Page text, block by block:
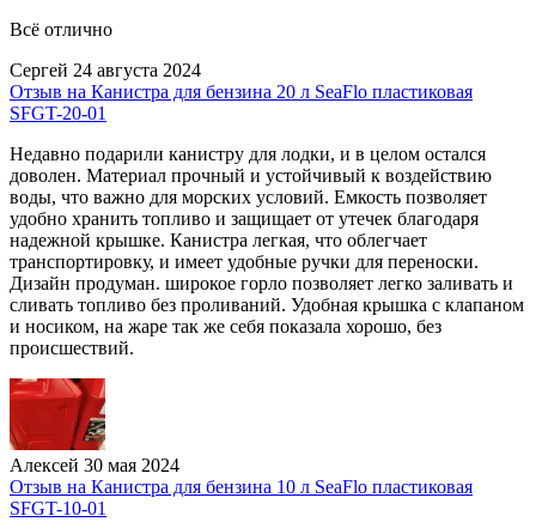
Всё отлично
Сергей 24 августа 2024
Отзыв на Канистра для бензина 20 л SeaFlo пластиковая
SFGT-20-01
Недавно подарили канистру для лодки, и в целом остался
доволен. Материал прочный и устойчивый к воздействию
воды, что важно для морских условий. Емкость позволяет
удобно хранить топливо и защищает от утечек благодаря
надежной крышке. Канистра легкая, что облегчает
транспортировку, и имеет удобные ручки для переноски.
Дизайн продуман. широкое горло позволяет легко заливать и
сливать топливо без проливаний. Удобная крышка с клапаном
и носиком, на жаре так же себя показала хорошо, без
происшествий.
Алексей 30 мая 2024
Отзыв на Канистра для бензина 10 л SeaFlo пластиковая
SFGT-10-01